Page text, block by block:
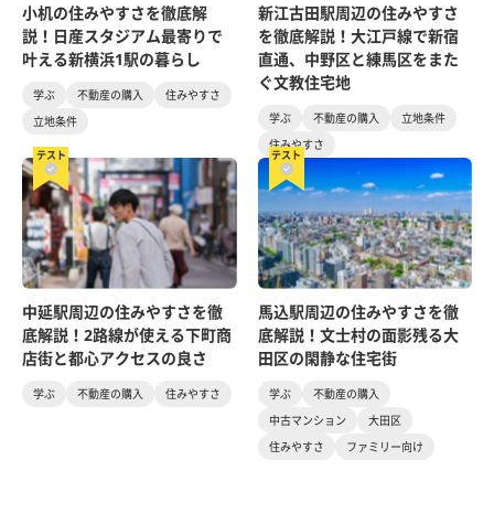
小机の住みやすさを徹底解
説！日産スタジアム最寄りで
叶える新横浜1駅の暮らし
学ぶ 不動産の購入
住みやすさ
立地条件
新江古田駅周辺の住みやすさ
を徹底解説！大江戸線で新宿
直通、中野区と練馬区をまた
ぐ文教住宅地
学ぶ 不動産の購入
立地条件
住みやすさ
テスト
中延駅周辺の住みやすさを徹
底解説！2路線が使える下町商
店街と都心アクセスの良さ
学ぶ 不動産の購入 住みやすさ
テスト
馬込駅周辺の住みやすさを徹
底解説！文士村の面影残る大
田区の閑静な住宅街
学ぶ
不動産の購入
中古マンション
大田区
住みやすさ
ファミリー向け